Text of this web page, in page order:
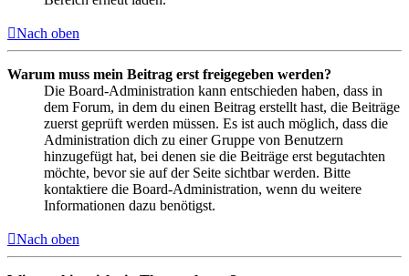
Nach oben
Warum muss mein Beitrag erst freigegeben werden?
Die Board-Administration kann entschieden haben, dass in
dem Forum, in dem du einen Beitrag erstellt hast, die Beiträge
zuerst geprüft werden müssen. Es ist auch möglich, dass die
Administration dich zu einer Gruppe von Benutzern
hinzugefügt hat, bei denen sie die Beiträge erst begutachten
möchte, bevor sie auf der Seite sichtbar werden. Bitte
kontaktiere die Board-Administration, wenn du weitere
Informationen dazu benötigst.
Nach oben